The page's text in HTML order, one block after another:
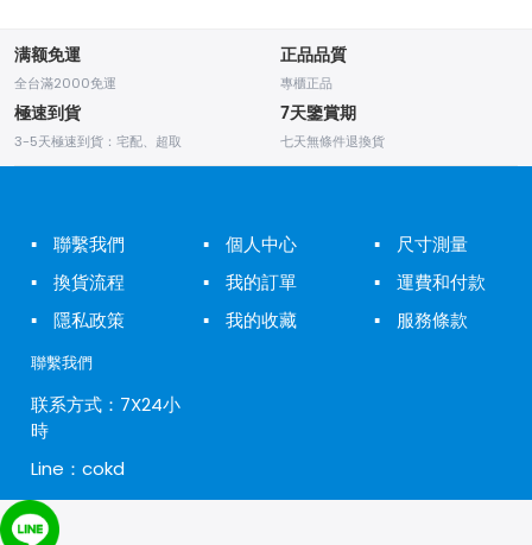
满额免運
全台滿2000免運
正品品質
專櫃正品
極速到貨
3-5天極速到貨：宅配、超取
7天鑒賞期
七天無條件退換貨
▪
聯繫我們
▪
換貨流程
▪
隱私政策
▪
個人中心
▪
我的訂單
▪
我的收藏
▪
尺寸測量
▪
運費和付款
▪
服務條款
聯繫我們
联系方式：7X24小
時
Line：cokd